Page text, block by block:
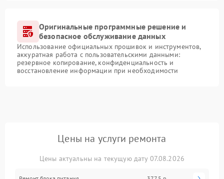
Оригинальные программные решение и
безопасное обслуживание данных
Использование официальных прошивок и инструментов,
аккуратная работа с пользовательскими данными:
резервное копирование, конфиденциальность и
восстановление информации при необходимости
Цены на услуги ремонта
Цены актуальны на текущую дату 07.08.2026